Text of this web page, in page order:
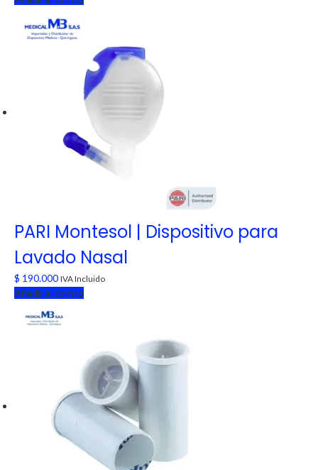
PARI Montesol | Dispositivo para
Lavado Nasal
$ 190.000 IVA Incluido
Añadir al carrito